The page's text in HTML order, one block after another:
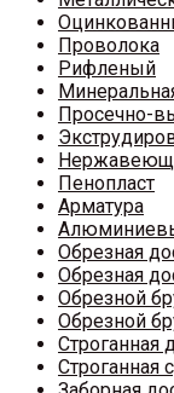
Проволока
Рифленый
Просечно-
Пенопласт
Арматура
Обрезная
Обрезная
Обрезной
Обрезной
Строганная
Строганная